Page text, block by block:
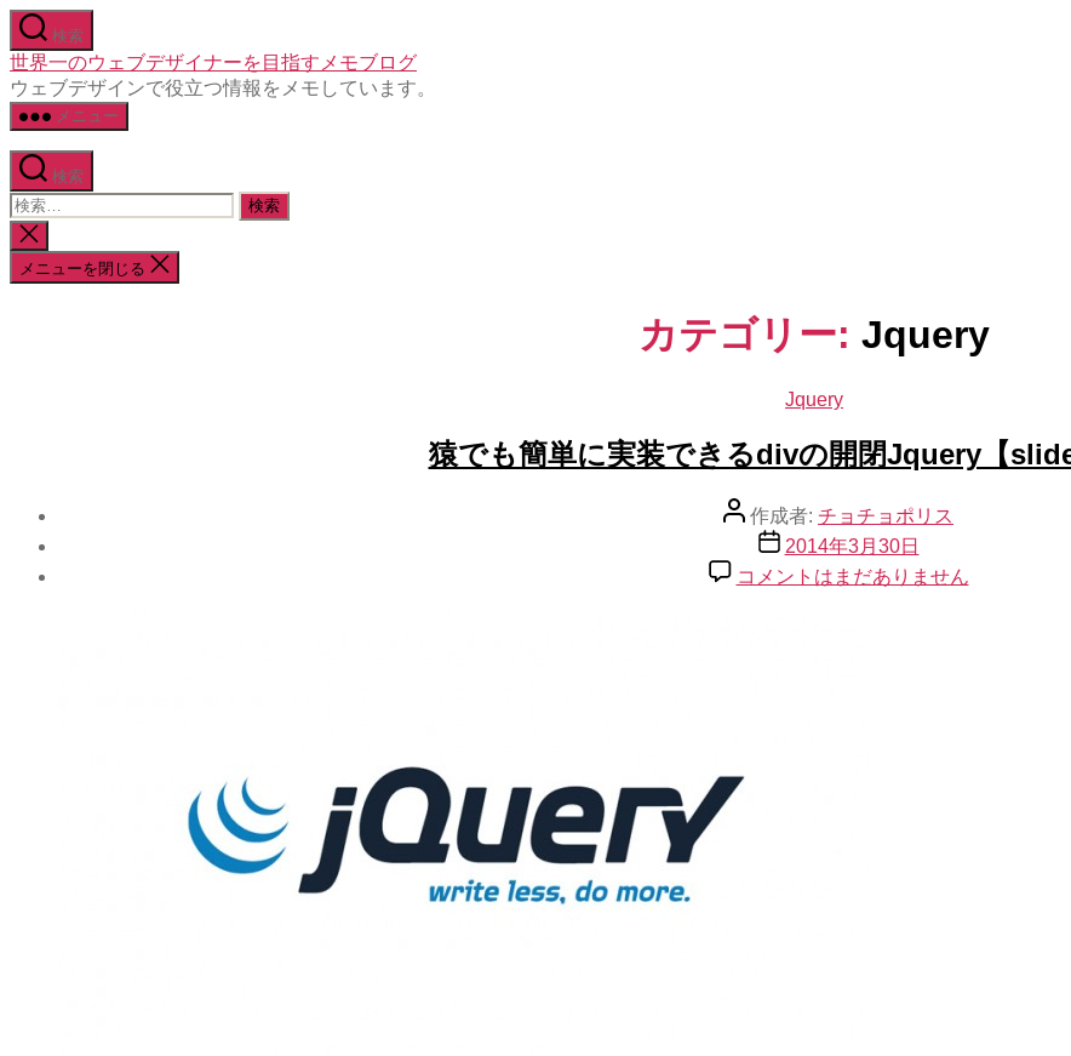
コ
ン
テ
ン
ツ
へ
ス
キ
ッ
プ
検索
世界一のウェブデザイナーを目指すメモブログ
ウェブデザインで役立つ情報をメモしています。
メニュー
検索
検
索
対
象:
検
索
を
メニューを閉じる
カテゴリー: Jquery
カ
ゴ
リ
Jquery
猿でも簡単に実装できるdivの開閉Jquery【
投
者
作成者: チョチョポリス
投
稿
日
2014年3月30日
猿
で
コメントはまだありません